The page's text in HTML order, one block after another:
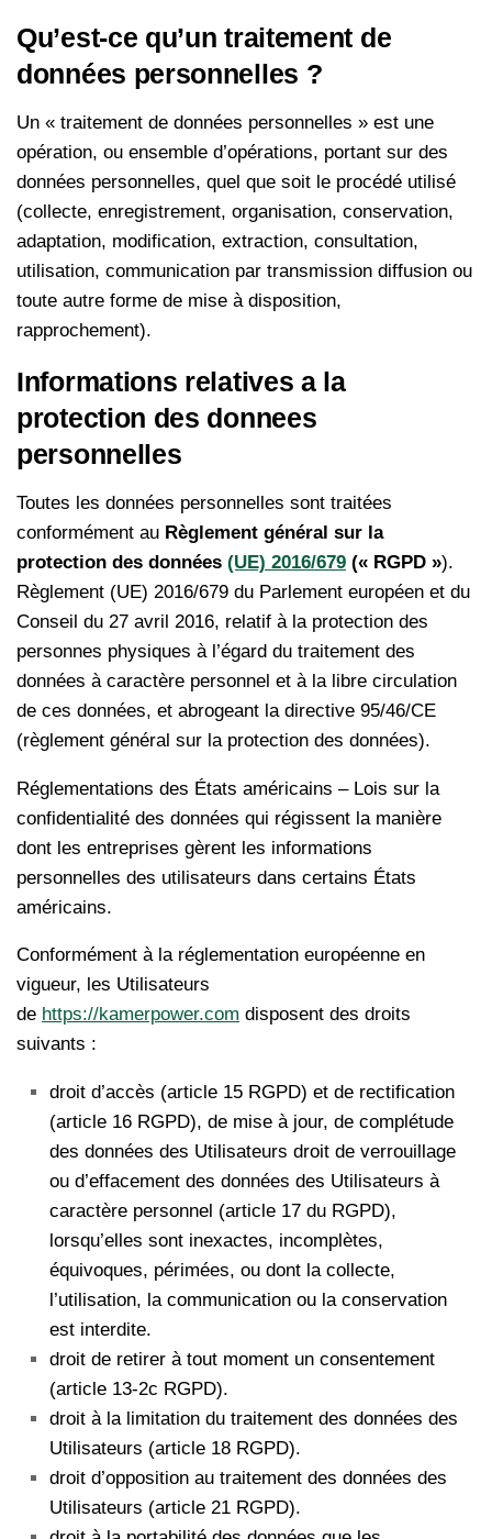
Qu’est-ce qu’un traitement de
données personnelles ?
Un « traitement de données personnelles » est une
opération, ou ensemble d’opérations, portant sur des
données personnelles, quel que soit le procédé utilisé
(collecte, enregistrement, organisation, conservation,
adaptation, modification, extraction, consultation,
utilisation, communication par transmission diffusion ou
toute autre forme de mise à disposition,
rapprochement).
Informations relatives a la
protection des donnees
personnelles
Toutes les données personnelles sont traitées
conformément au Règlement général sur la
protection des données (UE) 2016/679 (« RGPD »).
Règlement (UE) 2016/679 du Parlement européen et du
Conseil du 27 avril 2016, relatif à la protection des
personnes physiques à l’égard du traitement des
données à caractère personnel et à la libre circulation
de ces données, et abrogeant la directive 95/46/CE
(règlement général sur la protection des données).
Réglementations des États américains – Lois sur la
confidentialité des données qui régissent la manière
dont les entreprises gèrent les informations
personnelles des utilisateurs dans certains États
américains.
Conformément à la réglementation européenne en
vigueur, les Utilisateurs
de https://kamerpower.com disposent des droits
suivants :
droit d’accès (article 15 RGPD) et de rectification
(article 16 RGPD), de mise à jour, de complétude
des données des Utilisateurs droit de verrouillage
ou d’effacement des données des Utilisateurs à
caractère personnel (article 17 du RGPD),
lorsqu’elles sont inexactes, incomplètes,
équivoques, périmées, ou dont la collecte,
l’utilisation, la communication ou la conservation
est interdite.
droit de retirer à tout moment un consentement
(article 13-2c RGPD).
droit à la limitation du traitement des données des
Utilisateurs (article 18 RGPD).
droit d’opposition au traitement des données des
Utilisateurs (article 21 RGPD).